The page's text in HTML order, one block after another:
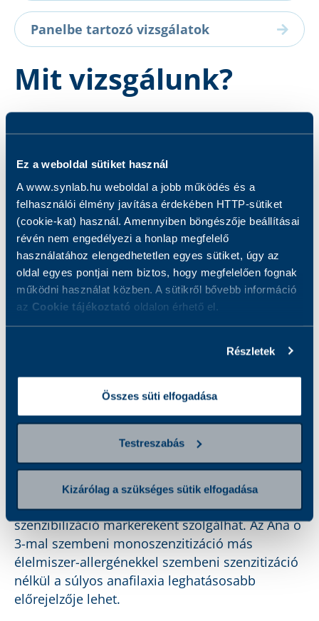
Ez a weboldal sütiket használ
A www.synlab.hu weboldal a jobb működés és a
felhasználói élmény javítása érdekében HTTP-sütiket
(cookie-kat) használ. Amennyiben böngészője beállításai
révén nem engedélyezi a honlap megfelelő
használatához elengedhetetlen egyes sütiket, úgy az
oldal egyes pontjai nem biztos, hogy megfelelően fognak
működni használat közben. A sütikről bővebb információ
az Cookie tájékoztató oldalon érhető el.
Részletek
Összes süti elfogadása
Testreszabás
Kizárólag a szükséges sütik elfogadása
Panelbe tartozó vizsgálatok
Mit vizsgálunk?
gyakran használják sűrítőanyagként levesekben,
húsokban és pörköltekben.
Az Ana o 3 a kesudió (Anacardium occidentale)
vízben oldódó, 2S-albumin tartalmú, 14 kDa
molekulatömegű magraktározó fehérjéje. A
kesudióallergia világszerte elterjedt, és az Ana o
3 a kesudió fő allergén összetevője. Az Ana o 3
szenzibilizációja felelős a kesudió-allergiás
egyéneknél a súlyos szisztémás reakciókért és
az anafilaxiáért. Ez a fehérje ellenáll a pepszin
emésztésének.
Az Ana o 3 immunreaktivitása csökken
autoklávozás vagy pörkölés (10 perc) hatására,
azonban magas hőmérsékletű feldolgozás (170
℃ 20 percig) esetén növekedhet. Továbbá az
Ana o 3 a kesudióval szembeni elsődleges
szenzibilizáció markereként szolgálhat. Az Ana o
3-mal szembeni monoszenzitizáció más
élelmiszer-allergénekkel szembeni szenzitizáció
nélkül a súlyos anafilaxia leghatásosabb
előrejelzője lehet.